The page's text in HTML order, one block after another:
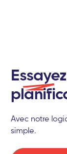
Essayez
Avec notre
simple.